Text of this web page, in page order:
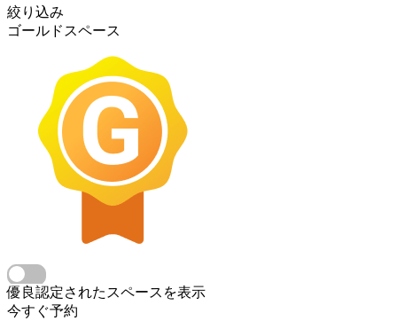
絞り込み
ゴールドスペース
優良認定されたスペースを表示
今すぐ予約